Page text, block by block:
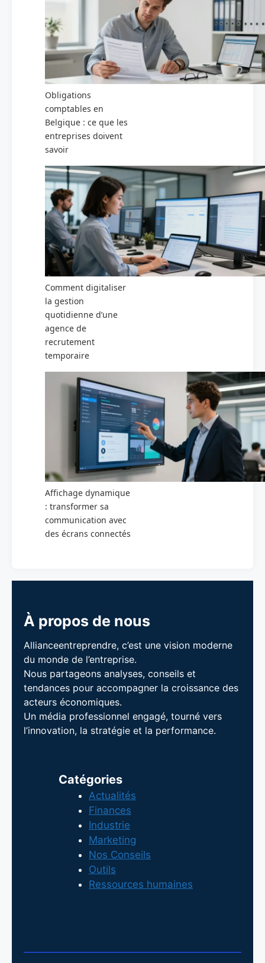
Obligations
comptables en
Belgique : ce que les
entreprises doivent
savoir
Comment digitaliser
la gestion
quotidienne d’une
agence de
recrutement
temporaire
Affichage dynamique
: transformer sa
communication avec
des écrans connectés
À propos de nous
Allianceentreprendre, c’est une vision moderne
du monde de l’entreprise.
Nous partageons analyses, conseils et
tendances pour accompagner la croissance des
acteurs économiques.
Un média professionnel engagé, tourné vers
l’innovation, la stratégie et la performance.
Catégories
Actualités
Finances
Industrie
Marketing
Nos Conseils
Outils
Ressources humaines